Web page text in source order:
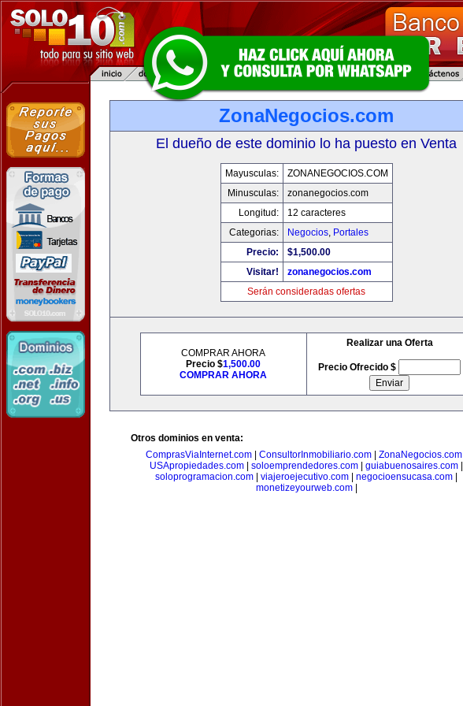
ZonaNegocios.com
El dueño de este dominio lo ha puesto en Venta
Mayusculas:
ZONANEGOCIOS.COM
Minusculas:
zonanegocios.com
Longitud:
12 caracteres
Categorias:
Negocios, Portales
Precio:
$1,500.00
Visitar!
zonanegocios.com
Serán consideradas ofertas
COMPRAR AHORA
Precio $1,500.00
COMPRAR AHORA
Realizar una Oferta
Precio Ofrecido $
Otros dominios en venta:
ComprasViaInternet.com
ConsultorInmobiliario.com ZonaNegocios.com
USApropiedades.com
soloemprendedores.com guiabuenosaires.com
soloprogramacion.com
viajeroejecutivo.com negocioensucasa.com
monetizeyourweb.com|